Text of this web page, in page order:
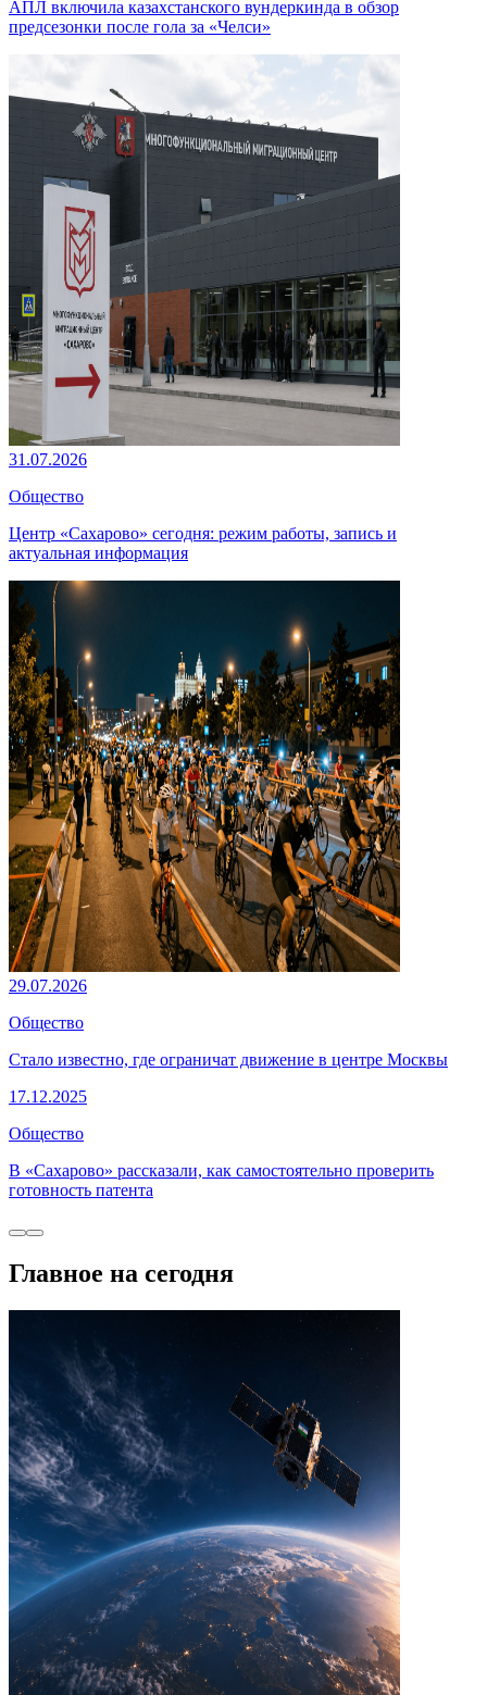
АПЛ включила казахстанского вундеркинда в обзор
предсезонки после гола за «Челси»
31.07.2026
Общество
Центр «Сахарово» сегодня: режим работы, запись и
актуальная информация
29.07.2026
Общество
Стало известно, где ограничат движение в центре Москвы
17.12.2025
Общество
В «Сахарово» рассказали, как самостоятельно проверить
готовность патента
Главное на сегодня